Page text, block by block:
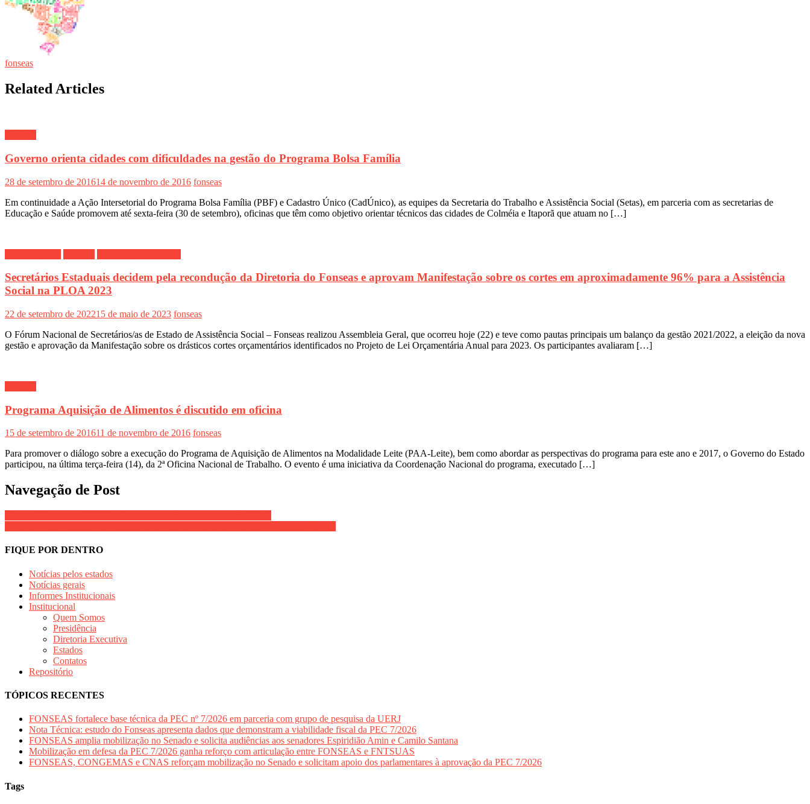
fonseas
Related Articles
Governo orienta cidades com dificuldades na gestão do Programa Bolsa Família
28 de setembro de 201614 de novembro de 2016 fonseas
Em continuidade a Ação Intersetorial do Programa Bolsa Família (PBF) e Cadastro Único (CadÚnico), as equipes da Secretaria do Trabalho e Assistência Social (Setas), em parceria com as secretarias de
Educação e Saúde promovem até sexta-feira (30 de setembro), oficinas que têm como objetivo orientar técnicos das cidades de Colméia e Itaporã que atuam no […]
Secretários Estaduais decidem pela recondução da Diretoria do Fonseas e aprovam Manifestação sobre os cortes em aproximadamente 96% para a Assistência
Social na PLOA 2023
22 de setembro de 202215 de maio de 2023 fonseas
O Fórum Nacional de Secretários/as de Estado de Assistência Social – Fonseas realizou Assembleia Geral, que ocorreu hoje (22) e teve como pautas principais um balanço da gestão 2021/2022, a eleição da nova
gestão e aprovação da Manifestação sobre os drásticos cortes orçamentários identificados no Projeto de Lei Orçamentária Anual para 2023. Os participantes avaliaram […]
Programa Aquisição de Alimentos é discutido em oficina
15 de setembro de 201611 de novembro de 2016 fonseas
Para promover o diálogo sobre a execução do Programa de Aquisição de Alimentos na Modalidade Leite (PAA-Leite), bem como abordar as perspectivas do programa para este ano e 2017, o Governo do Estado
participou, na última terça-feira (14), da 2ª Oficina Nacional de Trabalho. O evento é uma iniciativa da Coordenação Nacional do programa, executado […]
Navegação de Post
FIQUE POR DENTRO
Notícias pelos estados
Notí­cias gerais
Informes Institucionais
Institucional
Quem Somos
Presidência
Diretoria Executiva
Estados
Contatos
Repositório
TÓPICOS RECENTES
FONSEAS fortalece base técnica da PEC nº 7/2026 em parceria com grupo de pesquisa da UERJ
Nota Técnica: estudo do Fonseas apresenta dados que demonstram a viabilidade fiscal da PEC 7/2026
FONSEAS amplia mobilização no Senado e solicita audiências aos senadores Espiridião Amin e Camilo Santana
Mobilização em defesa da PEC 7/2026 ganha reforço com articulação entre FONSEAS e FNTSUAS
FONSEAS, CONGEMAS e CNAS reforçam mobilização no Senado e solicitam apoio dos parlamentares à aprovação da PEC 7/2026
Tags